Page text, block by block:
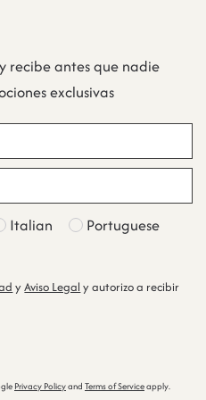
recibe antes que nadie
exclusivas
Italian
Portuguese
yAviso Legal y autorizo a recibir
Privacy Policyand Terms of Serviceapply.